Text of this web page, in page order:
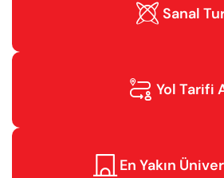
 Sanal
 Yol Tarifi
 En Yakın